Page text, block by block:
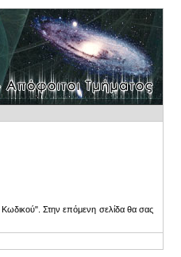
Στην επόμενη σελίδα θα σας